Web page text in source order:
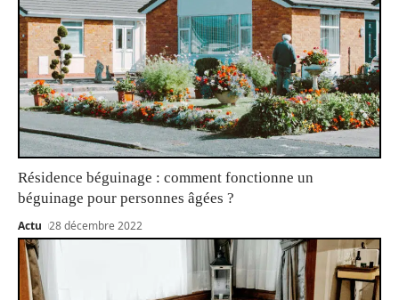
Résidence béguinage : comment fonctionne un
béguinage pour personnes âgées ?
Actu 28 décembre 2022